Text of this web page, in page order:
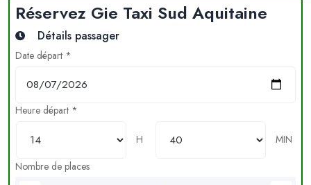
Réservez Gie Taxi Sud Aquitaine
Détails passager
Date départ *
Heure départ *
H
MIN
Nombre de places